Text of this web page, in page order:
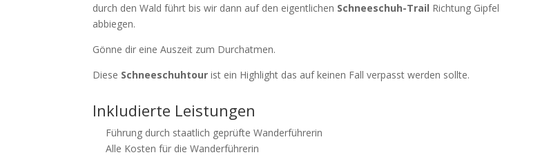
durch den Wald führt bis wir dann auf den eigentlichen Schneeschuh-Trail Richtung Gipfel
abbiegen.
Gönne dir eine Auszeit zum Durchatmen.
Diese Schneeschuhtour ist ein Highlight das auf keinen Fall verpasst werden sollte.
Inkludierte Leistungen
Führung durch staatlich geprüfte Wanderführerin
Alle Kosten für die Wanderführerin